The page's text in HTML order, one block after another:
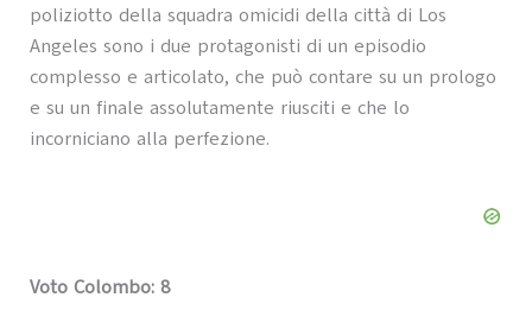
poliziotto della squadra omicidi della città di Los
Angeles sono i due protagonisti di un episodio
complesso e articolato, che può contare su un prologo
e su un finale assolutamente riusciti e che lo
incorniciano alla perfezione.
Voto Colombo: 8